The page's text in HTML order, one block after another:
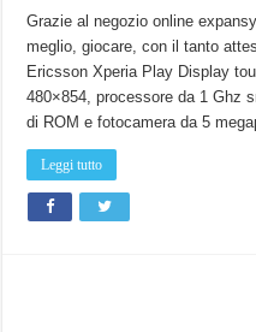
Grazie al negozio online
meglio, giocare, con il tanto
Ericsson Xperia Play Display
480×854, processore da 1 Ghz
di ROM e fotocamera da 5
Leggi tutto